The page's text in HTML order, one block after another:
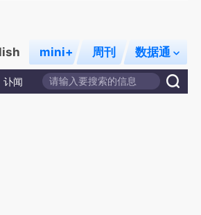
mini+ 周刊 数据通
讣闻